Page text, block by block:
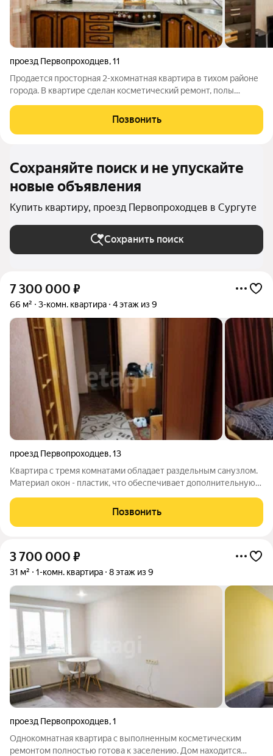
проезд Первопроходцев,11
Продается просторная 2-хкомнатная квартира в тихом районе
города. В квартире сделан косметический ремонт, полы
Окно выходят на 2 стороны, балкон отделан, застеклен.
Санузел раздельный, выложен
Позвонить
Сохраняйте поиск и не упускайте
новые объявления
Купить квартиру, проезд Первопроходцев в Сургуте
Сохранить поиск
7 300 000 ₽
66 м² 3-комн. квартира 4 этаж из 9
проезд Первопроходцев,13
Квартира с тремя комнатами обладает раздельным санузлом.
Материал окон - пластик, что обеспечивает дополнительную
предоставляющий дополнительное пространство для отдыха и
хранения. Входная дверь
Позвонить
3 700 000 ₽
31 м² 1-комн. квартира 8 этаж из 9
проезд Первопроходцев,1
Однокомнатная квартира с выполненным косметическим
ремонтом полностью готова к заселению. Дом находится